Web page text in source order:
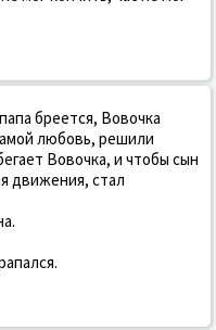
бреется, Вовочка
любовь, решили
Вовочка, и чтобы сын
движения, стал